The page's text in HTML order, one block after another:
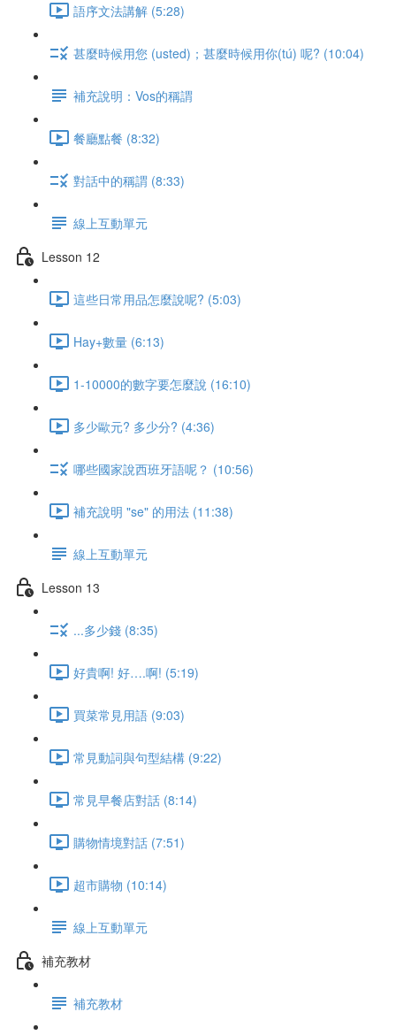
語序文法講解 (5:28)
甚麼時候用您 (usted)；甚麼時候用你(tú) 呢? (10:04)
補充說明：Vos的稱謂
餐廳點餐 (8:32)
對話中的稱謂 (8:33)
線上互動單元
Lesson 12
這些日常用品怎麼說呢? (5:03)
Hay+數量 (6:13)
1-10000的數字要怎麼說 (16:10)
多少歐元? 多少分? (4:36)
哪些國家說西班牙語呢？ (10:56)
補充說明 "se" 的用法 (11:38)
線上互動單元
Lesson 13
...多少錢 (8:35)
好貴啊! 好….啊! (5:19)
買菜常見用語 (9:03)
常見動詞與句型結構 (9:22)
常見早餐店對話 (8:14)
購物情境對話 (7:51)
超市購物 (10:14)
線上互動單元
補充教材
補充教材